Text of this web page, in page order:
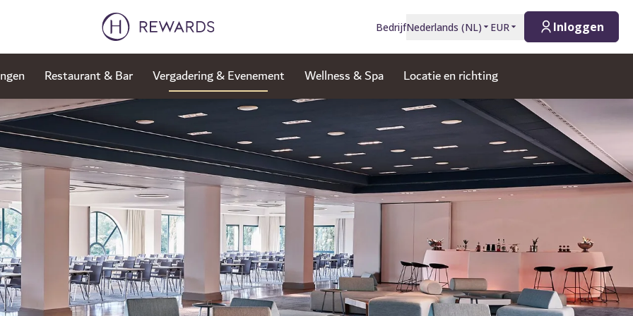
BedrijfNederlands (NL) EUR Inloggen
Restaurant & Bar Vergadering & Evenement Wellness & Spa Locatie en richting